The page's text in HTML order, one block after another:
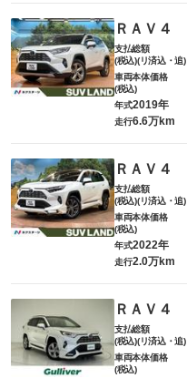
ＲＡＶ４
支払総額
(税込)(リ済込・追)
車両本体価格
(税込)
年式2019年
走行6.6万km
ＲＡＶ４
支払総額
(税込)(リ済込・追)
車両本体価格
(税込)
年式2022年
走行2.0万km
ＲＡＶ４
支払総額
(税込)(リ済込・追)
車両本体価格
(税込)